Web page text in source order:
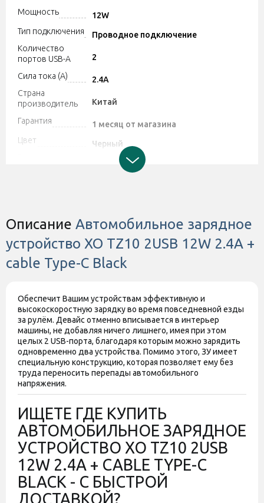
Мощность
12W
Тип подключения
Проводное подключение
Количество
портов USB-A
2
Сила тока (A)
2.4A
Страна
производитель
Китай
Гарантия
1 месяц от магазина
Цвет
Черный
Описание Автомобильное зарядное
устройство XO TZ10 2USB 12W 2.4A +
cable Type-C Black
Обеспечит Вашим устройствам эффективную и
высокоскоростную зарядку во время повседневной езды
за рулём. Девайс отменно вписывается в интерьер
машины, не добавляя ничего лишнего, имея при этом
целых 2 USB-порта, благодаря которым можно зарядить
одновременно два устройства. Помимо этого, ЗУ имеет
специальную конструкцию, которая позволяет ему без
труда переносить перепады автомобильного
напряжения.
ИЩЕТЕ ГДЕ КУПИТЬ
АВТОМОБИЛЬНОЕ ЗАРЯДНОЕ
УСТРОЙСТВО XO TZ10 2USB
12W 2.4A + CABLE TYPE-C
BLACK - С БЫСТРОЙ
ДОСТАВКОЙ?